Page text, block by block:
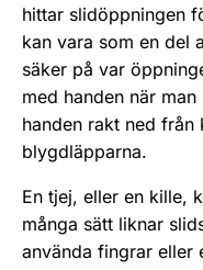
hittar slid­öppningen
kan vara som en del
säker på var
med handen när
handen rakt ned
blygdläpparna.
En tjej, eller en kille,
många sätt liknar
använda fingrar eller